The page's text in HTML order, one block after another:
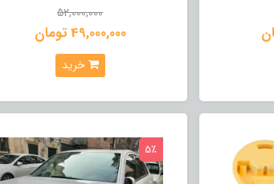
52,000,000
49,000,000 تومان
خرید
5٪